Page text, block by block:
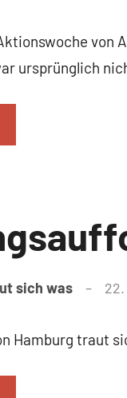
ursprünglich
sich was
Hamburg traut